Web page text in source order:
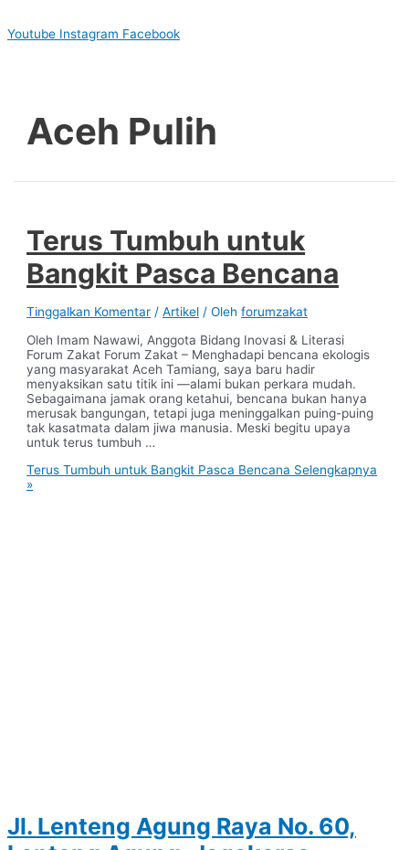
Youtube Instagram Facebook
Aceh Pulih
Terus Tumbuh untuk
Bangkit Pasca Bencana
Tinggalkan Komentar /Artikel / Olehforumzakat
Oleh Imam Nawawi, Anggota Bidang Inovasi & Literasi
Forum Zakat Forum Zakat – Menghadapi bencana ekologis
yang masyarakat Aceh Tamiang, saya baru hadir
menyaksikan satu titik ini —alami bukan perkara mudah.
Sebagaimana jamak orang ketahui, bencana bukan hanya
merusak bangungan, tetapi juga meninggalkan puing-puing
tak kasatmata dalam jiwa manusia. Meski begitu upaya
untuk terus tumbuh …
Terus Tumbuh untuk Bangkit Pasca Bencana Selengkapnya
»
Jl. Lenteng Agung Raya No. 60,